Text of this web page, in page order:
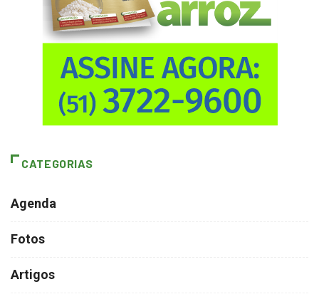
CATEGORIAS
Agenda
Fotos
Artigos